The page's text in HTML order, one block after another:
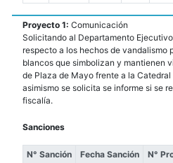
Proyecto 1: Comunicación
Solicitando al Departamento
respecto a los hechos de vandalismo
blancos que simbolizan y mantienen
de Plaza de Mayo frente a la
asimismo se solicita se informe si se
fiscalía.
Sanciones
N° Sanción Fecha Sanción N°